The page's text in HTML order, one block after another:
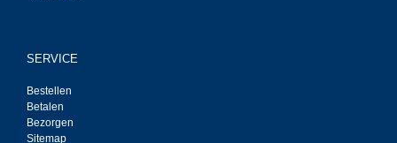
SERVICE
Bestellen
Betalen
Bezorgen
Sitemap